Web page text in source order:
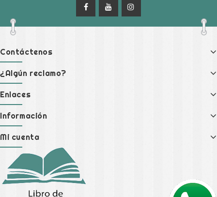
Contáctenos
¿Algún reclamo?
Enlaces
Información
Mi cuenta